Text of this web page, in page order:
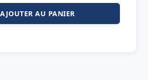
AJOUTER AU PANIER